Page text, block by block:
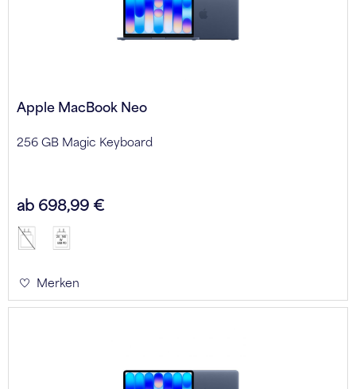
Apple MacBook Neo
256 GB Magic Keyboard
ab 698,99 €
20 - 140
W
USB PD
Merken